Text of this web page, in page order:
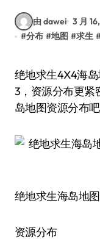
由 dawei 3 月
#分布 #地图 #求生
绝地求生4X4海岛地图里，比原来地图缩小了4分之
3，资源分布更紧
岛地图资源分布吧
绝地求生海岛地
资源分布